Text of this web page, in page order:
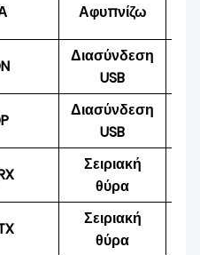
Αφυπνίζω
Διασύνδεση
USB
Διασύνδεση
USB
Σειριακή
θύρα
Σειριακή
θύρα